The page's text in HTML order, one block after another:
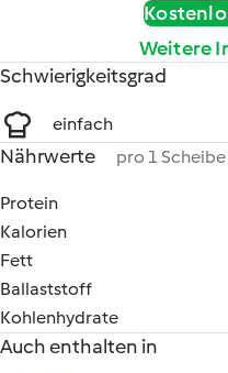
Weitere
Schwierigkeitsgrad
einfach
Nährwerte pro 1 Scheibe
Protein
Kalorien
Fett
Ballaststoff
Kohlenhydrate
Auch enthalten in